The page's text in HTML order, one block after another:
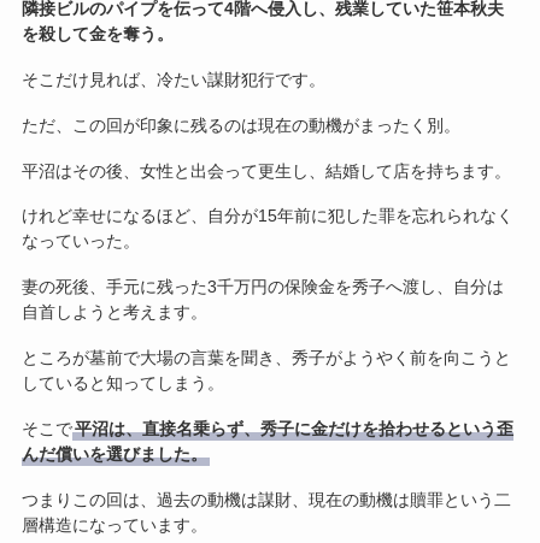
隣接ビルのパイプを伝って4階へ侵入し、残業していた笹本秋夫
を殺して金を奪う。
そこだけ見れば、冷たい謀財犯行です。
ただ、この回が印象に残るのは現在の動機がまったく別。
平沼はその後、女性と出会って更生し、結婚して店を持ちます。
けれど幸せになるほど、自分が15年前に犯した罪を忘れられなく
なっていった。
妻の死後、手元に残った3千万円の保険金を秀子へ渡し、自分は
自首しようと考えます。
ところが墓前で大場の言葉を聞き、秀子がようやく前を向こうと
していると知ってしまう。
そこで平沼は、直接名乗らず、秀子に金だけを拾わせるという歪
んだ償いを選びました。
つまりこの回は、過去の動機は謀財、現在の動機は贖罪という二
層構造になっています。